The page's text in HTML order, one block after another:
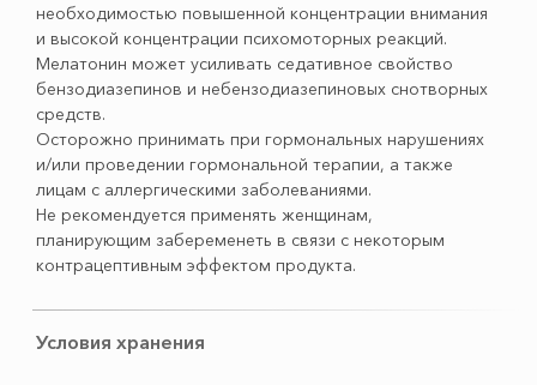
необходимостью повышенной концентрации внимания
и высокой концентрации психомоторных реакций.
Мелатонин может усиливать седативное свойство
бензодиазепинов и небензодиазепиновых снотворных
средств.
Осторожно принимать при гормональных нарушениях
и/или проведении гормональной терапии, а также
лицам с аллергическими заболеваниями.
Не рекомендуется применять женщинам,
планирующим забеременеть в связи с некоторым
контрацептивным эффектом продукта.
Условия хранения